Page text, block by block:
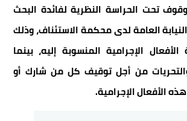
تحت الحراسة النظرية لفائدة البحث
العامة لدى محكمة الاستئناف، وذلك
الإجرامية المنسوبة إليه، بينما
من أجل توقيف كل من شارك أو
الأفعال الإجرامية.